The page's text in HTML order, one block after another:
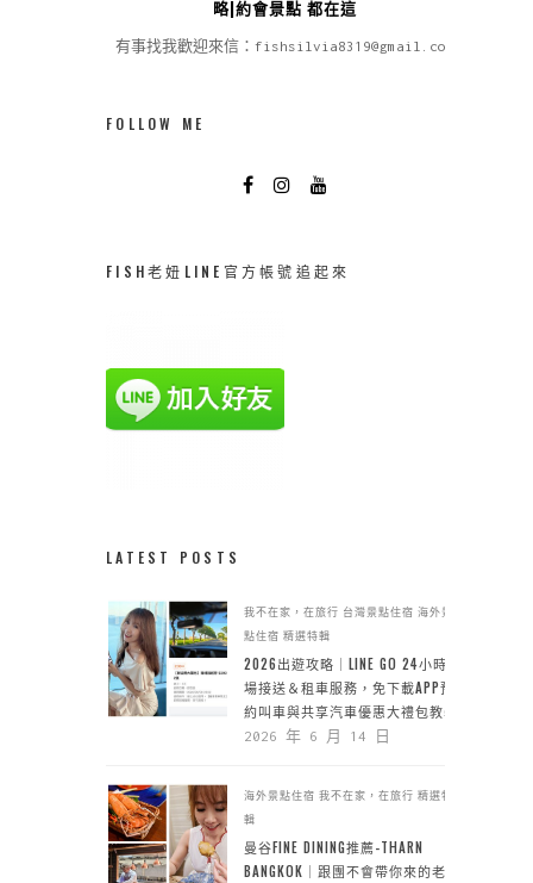
略|約會景點 都在這
有事找我歡迎來信：fishsilvia8319@gmail.com
FOLLOW ME
FISH老妞LINE官方帳號追起來
LATEST POSTS
我不在家，在旅行 台灣景點住宿 海外景
點住宿 精選特輯
2026出遊攻略｜LINE GO 24小時機
場接送＆租車服務，免下載APP預
約叫車與共享汽車優惠大禮包教學
2026 年 6 月 14 日
海外景點住宿 我不在家，在旅行 精選特
輯
曼谷FINE DINING推薦-THARN
BANGKOK｜跟團不會帶你來的老城